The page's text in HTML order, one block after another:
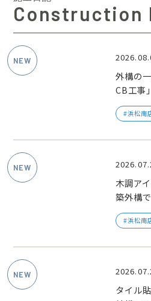
Construction
外構の
CB工事
浜松南
木調ア
築外構で
浜松南
タイル